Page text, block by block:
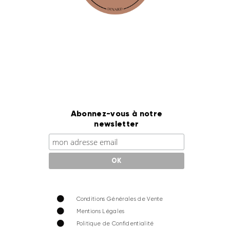
Abonnez-vous à notre
newsletter
Conditions Générales de Vente
Mentions Légales
Politique de Confidentialité